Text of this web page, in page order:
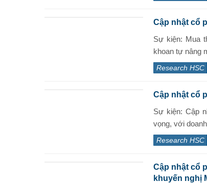
Cập nhật cổ
Sự kiện: Mua
khoan tự nâng
Research HSC
Cập nhật cổ
Sự kiện: Cập
vọng, với
Research HSC
Cập nhật cổ
khuyến nghị